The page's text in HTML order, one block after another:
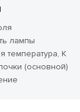
лампы
температура, K
(основной)